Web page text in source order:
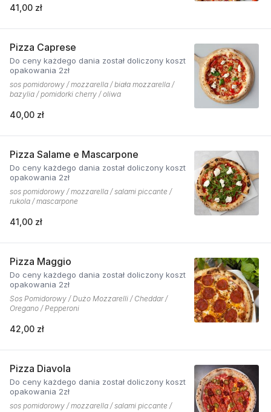
41,00 zł
Pizza Caprese
Do ceny każdego dania został doliczony koszt
opakowania 2zł
sos pomidorowy / mozzarella / biała mozzarella /
bazylia / pomidorki cherry / oliwa
40,00 zł
Pizza Salame e Mascarpone
Do ceny każdego dania został doliczony koszt
opakowania 2zł
sos pomidorowy / mozzarella / salami piccante /
rukola / mascarpone
41,00 zł
Pizza Maggio
Do ceny każdego dania został doliczony koszt
opakowania 2zł
Sos Pomidorowy / Dużo Mozzarelli / Cheddar /
Oregano / Pepperoni
42,00 zł
Pizza Diavola
Do ceny każdego dania został doliczony koszt
opakowania 2zł
sos pomidorowy / mozzarella / salami piccante /